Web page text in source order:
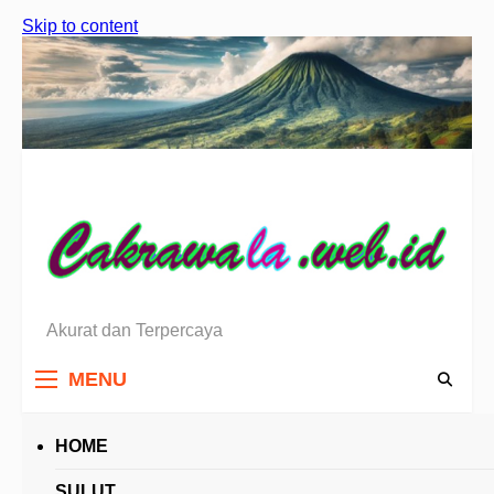
Skip to content
Berita Sulawesi Utara
Akurat dan Terpercaya
MENU
HOME
HEADLINES